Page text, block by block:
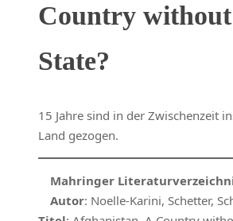
Country
State?
15 Jahre sind in der Zwischenzeit
Land gezogen.
Mahringer
Autor: Noelle-Karini, Schetter,